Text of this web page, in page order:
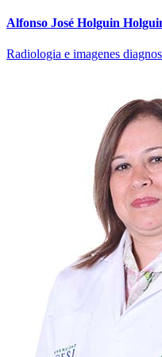
Alfonso José Holguin
Radiologia e imagenes